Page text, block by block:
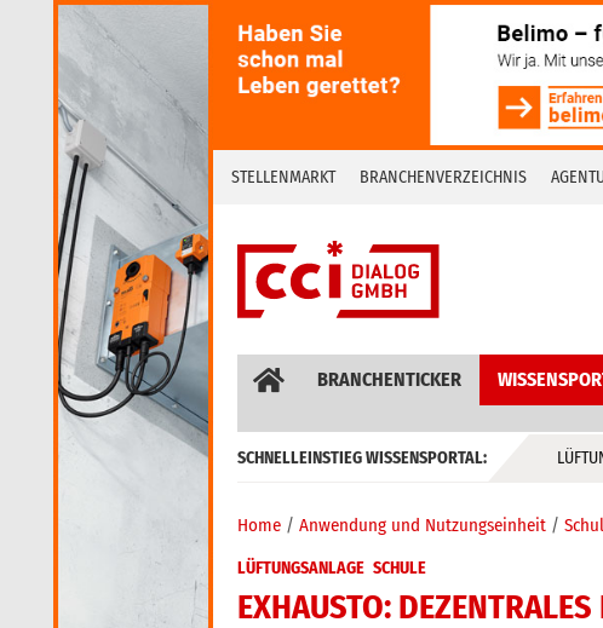
to
content
STELLENMARKT BRANCHENVERZEICHNIS
BRANCHENTICKER
SCHNELLEINSTIEG WISSENSPORTAL:
Home Anwendung und Nutzungseinheit
LÜFTUNGSANLAGE SCHULE
EXHAUSTO: